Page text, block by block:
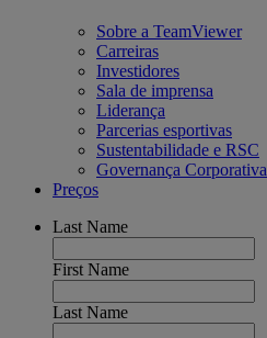
Sobre a TeamViewer
Carreiras
Investidores
Sala de imprensa
Liderança
Parcerias esportivas
Sustentabilidade e RSC
Governança Corporativa
Preços
Last Name
First Name
Last Name